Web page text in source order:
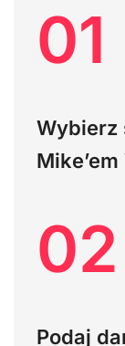
01
Wybierz
02
Podaj